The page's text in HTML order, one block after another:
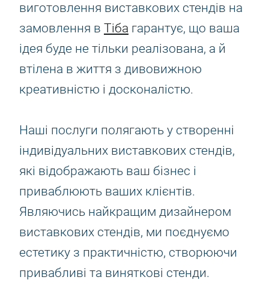
виготовлення виставкових стендів на
замовлення в Тіба гарантує, що ваша
ідея буде не тільки реалізована, а й
втілена в життя з дивовижною
креативністю і досконалістю.
Наші послуги полягають у створенні
індивідуальних виставкових стендів,
які відображають ваш бізнес і
приваблюють ваших клієнтів.
Являючись найкращим дизайнером
виставкових стендів, ми поєднуємо
естетику з практичністю, створюючи
привабливі та виняткові стенди.